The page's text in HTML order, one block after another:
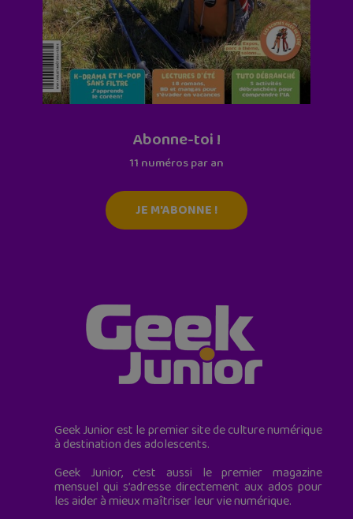
Abonne-toi !
11 numéros par an
JE M'ABONNE !
Geek Junior est le premier site de culture numérique
à destination des adolescents.
Geek Junior, c’est aussi le premier magazine
mensuel qui s’adresse directement aux ados pour
les aider à mieux maîtriser leur vie numérique.